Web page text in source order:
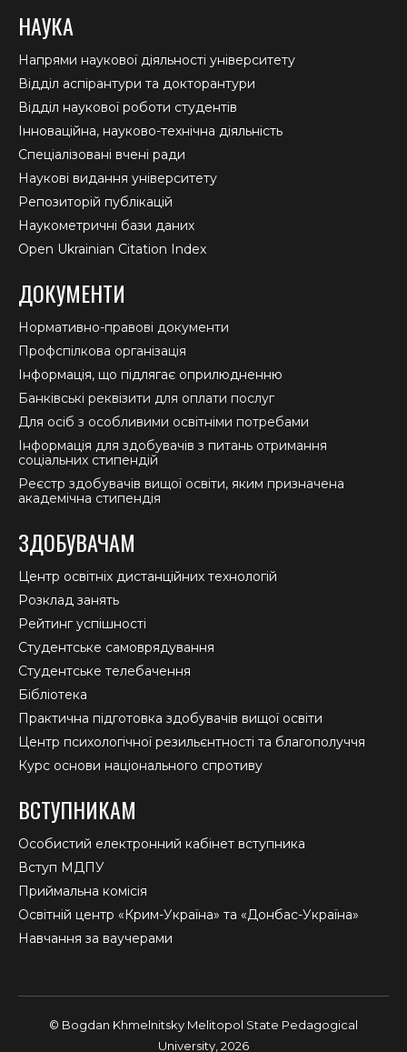
НАУКА
Напрями наукової діяльності університету
Відділ аспірантури та докторантури
Відділ наукової роботи студентів
Інноваційна, науково-технічна діяльність
Спеціалізовані вчені ради
Наукові видання університету
Репозиторій публікацій
Наукометричні бази даних
Open Ukrainian Citation Index
ДОКУМЕНТИ
Нормативно-правові документи
Профспілкова організація
Інформація, що підлягає оприлюдненню
Банківські реквізити для оплати послуг
Для осіб з особливими освітніми потребами
Інформація для здобувачів з питань отримання
соціальних стипендій
Реєстр здобувачів вищої освіти, яким призначена
академічна стипендія
ЗДОБУВАЧАМ
Центр освітніх дистанційних технологій
Розклад занять
Рейтинг успішності
Студентське самоврядування
Студентське телебачення
Бібліотека
Практична підготовка здобувачів вищої освіти
Центр психологічної резильєнтності та благополуччя
Курс основи національного спротиву
ВСТУПНИКАМ
Особистий електронний кабінет вступника
Вступ МДПУ
Приймальна комісія
Освітній центр «Крим-Україна» та «Донбас-Україна»
Навчання за ваучерами
© Bogdan Khmelnitsky Melitopol State Pedagogical
University, 2026